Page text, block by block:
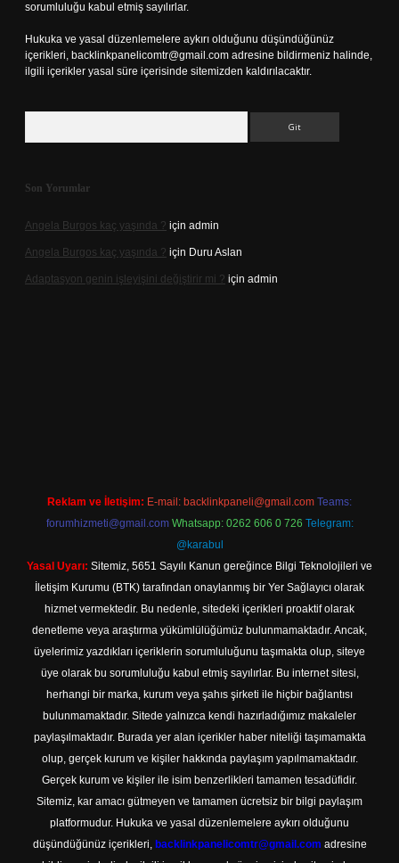
sorumluluğu kabul etmiş sayılırlar.
Hukuka ve yasal düzenlemelere aykırı olduğunu düşündüğünüz
içerikleri, backlinkpanelicomtr@gmail.com adresine bildirmeniz halinde,
ilgili içerikler yasal süre içerisinde sitemizden kaldırılacaktır.
Son Yorumlar
Angela Burgos kaç yaşında ? için admin
Angela Burgos kaç yaşında ? için Duru Aslan
Adaptasyon genin işleyişini değiştirir mi ? için admin
Reklam ve İletişim: E-mail: backlinkpaneli@gmail.com Teams:
forumhizmeti@gmail.com Whatsapp: 0262 606 0 726 Telegram:
@karabul
Yasal Uyarı: Sitemiz, 5651 Sayılı Kanun gereğince Bilgi Teknolojileri ve
İletişim Kurumu (BTK) tarafından onaylanmış bir Yer Sağlayıcı olarak
hizmet vermektedir. Bu nedenle, sitedeki içerikleri proaktif olarak
denetleme veya araştırma yükümlülüğümüz bulunmamaktadır. Ancak,
üyelerimiz yazdıkları içeriklerin sorumluluğunu taşımakta olup, siteye
üye olarak bu sorumluluğu kabul etmiş sayılırlar. Bu internet sitesi,
herhangi bir marka, kurum veya şahıs şirketi ile hiçbir bağlantısı
bulunmamaktadır. Sitede yalnızca kendi hazırladığımız makaleler
paylaşılmaktadır. Burada yer alan içerikler haber niteliği taşımamakta
olup, gerçek kurum ve kişiler hakkında paylaşım yapılmamaktadır.
Gerçek kurum ve kişiler ile isim benzerlikleri tamamen tesadüfidir.
Sitemiz, kar amacı gütmeyen ve tamamen ücretsiz bir bilgi paylaşım
platformudur. Hukuka ve yasal düzenlemelere aykırı olduğunu
düşündüğünüz içerikleri, backlinkpanelicomtr@gmail.com adresine